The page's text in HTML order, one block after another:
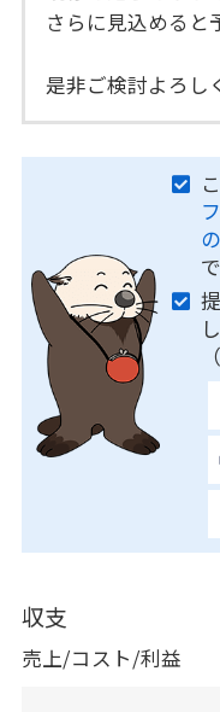
さらに見込めると
是非ご検討よろし
収支
売上/コスト/利益